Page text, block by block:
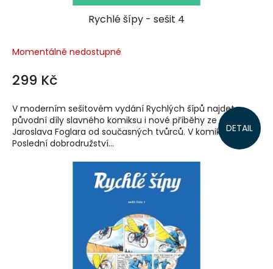
Rychlé šípy - sešit 4
Momentálně nedostupné
299 Kč
DETAIL
V moderním sešitovém vydání Rychlých šípů najdete
původní díly slavného komiksu i nové příběhy ze světa
Jaroslava Foglara od současných tvůrců. V komiksu
Poslední dobrodružství...